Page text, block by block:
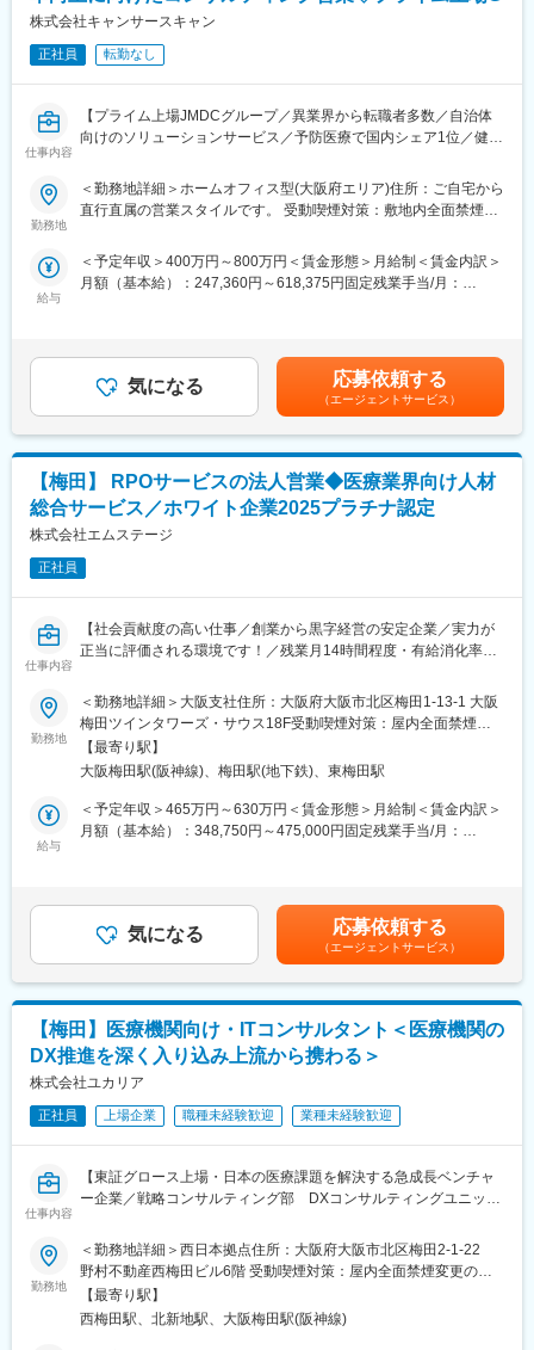
★AIやSaaSを活用し、歯科医院の業務改革を推進しています。
新サービス「paylight X」を通じて、予約・決済・コミュニケーシ
ョンなど医院運営全体の効率化を支援しています。
★変化を楽しみ、挑戦を歓迎するカルチャーがあります。
急成長フェーズならではのスピード感があり、年齢や役職に関係
変更の範囲：会社の定める業務
■開業後の経営フォロー：集患対策や予実管理など、末永い経営パ
ートナーとして伴走します。
【ポジション魅力】
■「開業」というドクターにとって一生に一度の大きな決断を、最
も近い場所で支える責任と喜びがあります。
■自社で抱える膨大なドクターデータ、承継案件情報、調剤薬局ネ
他社には真似できないスピードと精度で提案が可能です。
■建築、金融、医療機器など、社内外のプロフェッショナルを束
スキルが磨かれます。
心くださいませ。また、キャリア入社者向け研修やスキルアップ
研修があります。
■リモート：月8回までリモート勤務可能
■年休126日／完全週休二日制（土日祝休み）、時差出勤可
■有給休暇も取得しやすい環境です（入社と同時に付与、半日・時
間単位での取得可）
■【健康経営優良法人】【プラチナくるみんマーク】【えるぼしマ
ーク】を取得しており、住宅補助・地域手当・家族手当等、福利
厚生も充実しています。
変更の範囲：営業、企画立案、社内外で折衝等の総合的判断が必
要な非定型業務全般
株式会社キャンサースキャン
正社員 転勤なし
仕事内容
【プライム上場JMDCグループ／異業界から転職者多数／自治体
向けのソリューションサービス／予防医療で国内シェア1位／健康
■求人概要
当社の主力サービスである「健診受診率向上事業」にて、全国の
自治体に対する企画提案営業を行うポジションです。
健診」の受診率向上に向けたコンサルティング、策定した計画に
基づくプロジェクトマネジメント、取引継続に向けた営業活動を
行っていただきます。
＜コンサルティング業務＞
・自治体が抱える課題、予算をヒアリングし、顧客に合わせた効
率的な案内の送り方のプランニング、パンフレットの作りかた、
予約の仕組み、健康診断の時期、DMをお送りする時期などのご提
案
・健診を受けた人が治療につながっているのかをデータを見なが
・当初のプランニングや戦略を踏まえた、PJの進行管理
・他部門（カスタマー部門など）との連携
トへ報告
＜営業活動＞
・既継続受注のためのクライアントとの関係構築及び提案
・アップセル・クロスセルに向けた自治体への営業活動
※新規営業は別チームが担当しております。
※繁忙期は週3～４回の出張が発生します。
発言もしやすく、フラットな環境です。 働く場所や時間の自由度
が高く、責任感と自主性が両立できます。
企業に勤めている間は当然のように受ける年に一度の健康診断で
すが、国保基本健診は受診率の平均は4割にとどまります。何年も
健診を受けない人も多く、受診率の向上は各自治体の大きな課題
となっています。 そのため、受診率向上を目的にアプローチを行
うことで、顧客への貢献や社会貢献をダイレクトに感じることが
出来るサービスに関わることが出来るポジションです。
変更の範囲：会社の定める業務
勤務地
＜勤務地詳細＞ホームオフィス型(大阪府エリア)住所：ご自宅から
直行直属の営業スタイルです。 受動喫煙対策：敷地内全面禁煙変
給与
＜予定年収＞400万円～800万円＜賃金形態＞月給制＜賃金内訳＞
月額（基本給）：247,360円～618,375円固定残業手当/月：
詳細は、経験を考慮し、同社規定に照らし合わせた上で決定しま
す。■職位：メンバー～リーダークラスを想定■昇給：年1回■賞与
あり賃金はあくまでも目安の金額であり、選考を通じて上下する
可能性があります。月給(月額)は固定手当を含めた表記です。
気になる 応募依頼する
（エージェントサービス）
【梅田】 RPOサービスの法人営業◆医療業界向け人材
総合サービス／ホワイト企業2025プラチナ認定
株式会社エムステージ
正社員
仕事内容
【社会貢献度の高い仕事／創業から黒字経営の安定企業／実力が
正当に評価される環境です！／残業月14時間程度・有給消化率
■業務内容：
RPOサービスの新規顧客アプローチを中心にご活躍いただきま
す。
エムステージのRPOサービスとは、医療機関の経営に直結する重
要な医師採用業務の一部、または全てを医療機関に代わり行う採
用代行サービスです。
・応募や問合せの数を増やし、良い先生を「選べて採れる」医師
採用に繋げていく
ことを主なミッションとして行っています。
ています。この課題解決のため、エムステージのRPOサービスを
提案し、医師不不足の解消および元気な医療社会を未来に繋いで
いくため、非常に社会貢献性が高いポジションです。
※選考内でスキル・適性などを鑑み、キャリアアドバイザー等別ポ
ジションを打診させて頂くことも御座います。
■働き方：
年間休日120日、残業14時間程度と日々働きやすい環境があり、
企業をあげての有給取得60％以上の必達や共働き家庭を対象とし
た託児費補助制度や育児短時間勤務制度などで子育て中の方も多
数在籍しており、働きやすい環境が整っております。
入社後は入社時研修にて基本知識を学んでいただいた後、OJTで
業務を学んでいただきます（1on1での進捗管理などがございま
す）。
また、医療経営士3級の資格取得を推奨しており、医療機関に関す
勤務地
＜勤務地詳細＞大阪支社住所：大阪府大阪市北区梅田1-13-1 大阪
梅田ツインタワーズ・サウス18F受動喫煙対策：屋内全面禁煙変
更の範囲：会社の定める事業所
【最寄り駅】
大阪梅田駅(阪神線)、梅田駅(地下鉄)、東梅田駅
給与
＜予定年収＞465万円～630万円＜賃金形態＞月給制＜賃金内訳＞
月額（基本給）：348,750円～475,000円固定残業手当/月：
与・条件は経験・スキル・面接を通して決定致します■昇給：年2
回■賞与：年1回（業績連動型／年収とは別途）※4月～翌3月の期
の業績により賞与額が決定賃金はあくまでも目安の金額であり、
選考を通じて上下する可能性があります。月給(月額)は固定手当を
含めた表記です。
気になる 応募依頼する
（エージェントサービス）
【梅田】医療機関向け・ITコンサルタント＜医療機関の
DX推進を深く入り込み上流から携わる＞
株式会社ユカリア
正社員 上場企業 職種未経験歓迎 業種未経験歓迎
仕事内容
【東証グロース上場・日本の医療課題を解決する急成長ベンチャ
ー企業／戦略コンサルティング部 DXコンサルティングユニット
■職務内容：
医療DXコンサルタントとして、複数の医療機関を担当し、IT・デ
ジタル領域を起点としたDX推進・業務改善を支援していただきま
す。
勤務地
＜勤務地詳細＞西日本拠点住所：大阪府大阪市北区梅田2-1-22
野村不動産西梅田ビル6階 受動喫煙対策：屋内全面禁煙変更の範
囲：会社の定める事業所
【最寄り駅】
西梅田駅、北新地駅、大阪梅田駅(阪神線)